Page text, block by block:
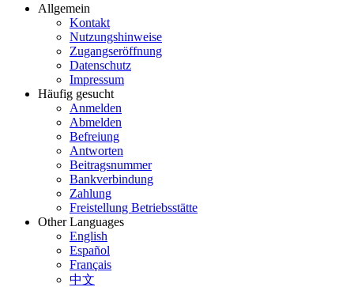
Allgemein
Kontakt
Nutzungshinweise
Zugangseröffnung
Datenschutz
Impressum
Häufig gesucht
Anmelden
Abmelden
Befreiung
Antworten
Beitragsnummer
Bankverbindung
Zahlung
Freistellung Betriebsstätte
Other Languages
English
Español
Français
中文